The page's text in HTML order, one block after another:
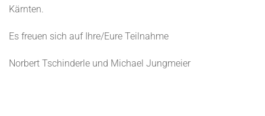
Kärnten.
Es freuen sich auf Ihre/Eure Teilnahme
Norbert Tschinderle und Michael Jungmeier